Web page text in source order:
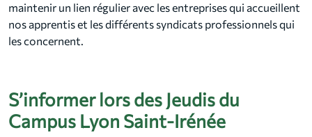
maintenir un lien régulier avec les entreprises qui accueillent
nos apprentis et les différents syndicats professionnels qui
les concernent.
S’informer lors des Jeudis du
Campus Lyon Saint-Irénée